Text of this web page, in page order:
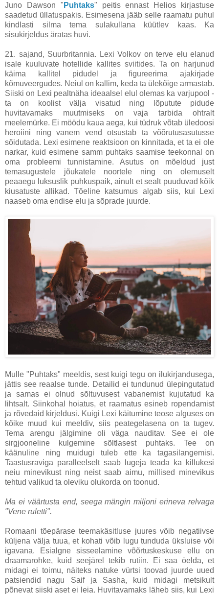
Juno Dawson " Puhtaks" peitis ennast Helios kirjastuse
saadetud üllatuspakis. Esimesena jääb selle raamatu puhul
kindlasti silma tema sulakullana küütlev kaas. Ka
sisukirjeldus äratas huvi.
21. sajand, Suurbritannia. Lexi Volkov on terve elu elanud
isale kuuluvate hotellide kallites sviitides. Ta on harjunud
käima kallitel pidudel ja figureerima ajakirjade
kõmuveergudes. Neiul on kallim, keda ta ülekõige armastab.
Siiski on Lexi pealtnäha ideaalsel elul olemas ka varjupool -
ta on koolist välja visatud ning lõputute pidude
huvitavamaks muutmiseks on vaja tarbida ohtralt
meelemürke. Ei möödu kaua aega, kui tüdruk võtab üledoosi
heroiini ning vanem vend otsustab ta võõrutusasutusse
sõidutada. Lexi esimene reaktsioon on kinnitada, et ta ei ole
narkar, kuid esimene samm puhtaks saamise teekonnal on
oma probleemi tunnistamine. Asutus on mõeldud just
temasugustele jõukatele noortele ning on olemuselt
peaaegu luksuslik puhkuspaik, ainult et sealt puuduvad kõik
kiusatuste allikad. Tõeline katsumus algab siis, kui Lexi
naaseb oma endise elu ja sõprade juurde.
Mulle "Puhtaks" meeldis, sest kuigi tegu on ilukirjandusega,
jättis see reaalse tunde. Detailid ei tundunud ülepingutatud
ja samas ei olnud sõltuvusest vabanemist kujutatud ka
lihtsalt. Siinkohal hoiatus, et raamatus esineb ropendamist
ja rõvedaid kirjeldusi. Kuigi Lexi käitumine teose alguses on
kõike muud kui meeldiv, siis peategelasena on ta tugev.
Tema arengu jälgimine oli väga nauditav. See ei ole
sirgjooneline kulgemine sõltlasest puhtaks. Tee on
käänuline ning muidugi tuleb ette ka tagasilangemisi.
Taastusraviga paralleelselt saab lugeja teada ka killukesi
neiu minevikust ning neist saab aimu, millised minevikus
tehtud valikud ta oleviku olukorda on toonud.
Ma ei väärtusta end, seega mängin miljoni erineva relvaga
"Vene ruletti".
Romaani tõepärase teemakäsitluse juures võib negatiivse
küljena välja tuua, et kohati võib lugu tunduda üksluise või
igavana. Esialgne sisseelamine võõrtuskeskuse ellu on
draamarohke, kuid seejärel tekib rutiin. Ei saa öelda, et
midagi ei toimu, näiteks natuke vürtsi toovad juurde uued
patsiendid nagu Saif ja Sasha, kuid midagi metsikult
põnevat siiski aset ei leia. Huvitavamaks läheb siis, kui Lexi